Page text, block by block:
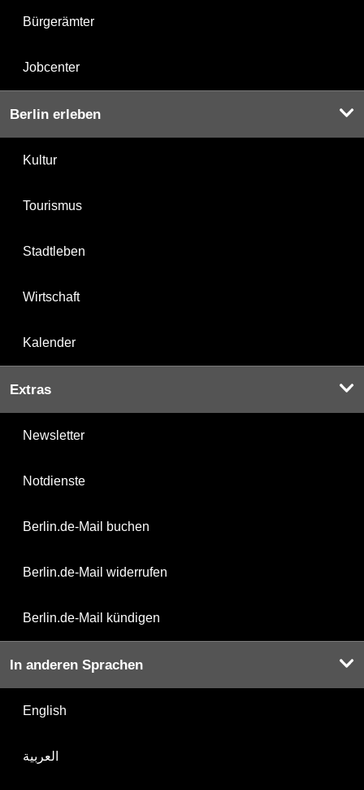
Bürgerämter
Jobcenter
Berlin erleben
Kultur
Tourismus
Stadtleben
Wirtschaft
Kalender
Extras
Newsletter
Notdienste
Berlin.de-Mail buchen
Berlin.de-Mail widerrufen
Berlin.de-Mail kündigen
In anderen Sprachen
English
العربية